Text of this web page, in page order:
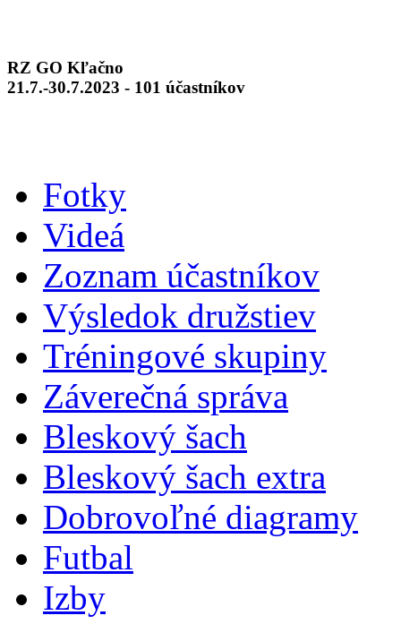
RZ GO Kľačno
21.7.-30.7.2023 - 101 účastníkov
Fotky
Videá
Zoznam účastníkov
Výsledok družstiev
Tréningové skupiny
Záverečná správa
Bleskový šach
Bleskový šach extra
Dobrovoľné diagramy
Futbal
Izby